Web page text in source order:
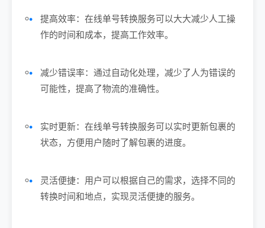
提高效率：在线单号转换服务可以大大减少人工操
作的时间和成本，提高工作效率。
减少错误率：通过自动化处理，减少了人为错误的
可能性，提高了物流的准确性。
实时更新：在线单号转换服务可以实时更新包裹的
状态，方便用户随时了解包裹的进度。
灵活便捷：用户可以根据自己的需求，选择不同的
转换时间和地点，实现灵活便捷的服务。